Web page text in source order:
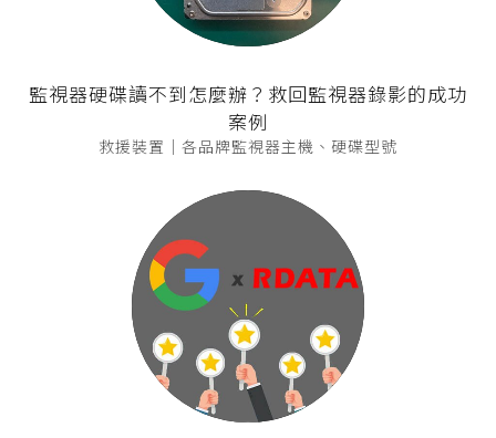
監視器硬碟讀不到怎麼辦？救回監視器錄影的成功
案例
救援裝置｜各品牌監視器主機、硬碟型號